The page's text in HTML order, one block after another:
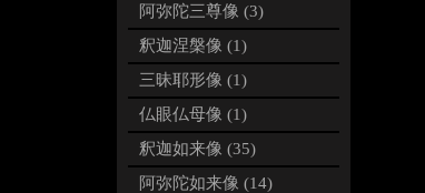
阿弥陀三尊像 (3)
釈迦涅槃像 (1)
三昧耶形像 (1)
仏眼仏母像 (1)
釈迦如来像 (35)
阿弥陀如来像 (14)